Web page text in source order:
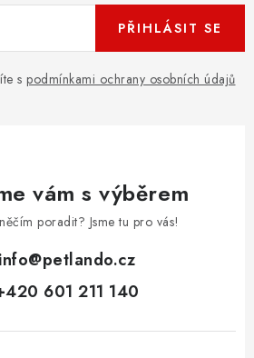
s podmínkami ochrany osobních údajů
PŘIHLÁSIT SE
vám s výběrem
poradit? Jsme tu pro vás!
info@petlando.cz
601 211 140